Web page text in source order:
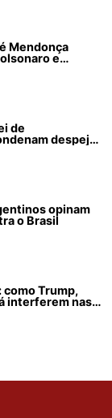
Mendonça
e
de
despejos
opinam
o Brasil
como Trump,
interferem nas